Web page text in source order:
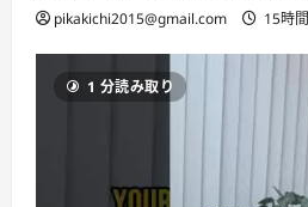
pikakichi2015@gmail.com 15時
1 分読み取り